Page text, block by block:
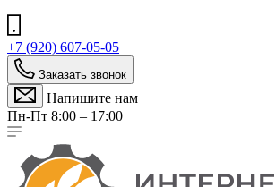
+7 (920) 607-05-05
Заказать звонок
Напишите нам
Пн-Пт 8:00 – 17:00